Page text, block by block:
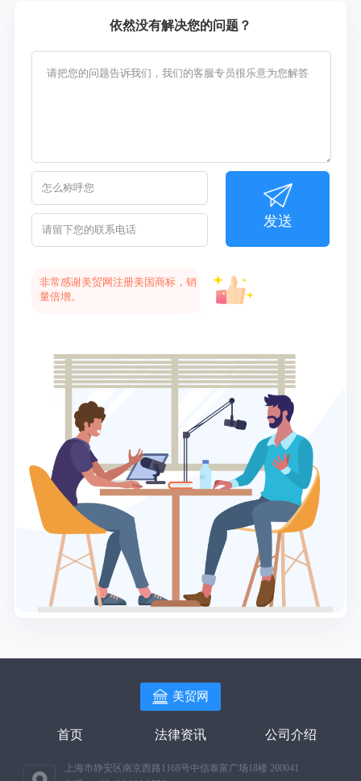
依然没有解决您的问题？
发送
非常感谢美贸网注册美国商标，销
量倍增。
美贸网
首页 法律资讯 公司介绍
上海市静安区南京西路1168号中信泰富广场18楼 200041